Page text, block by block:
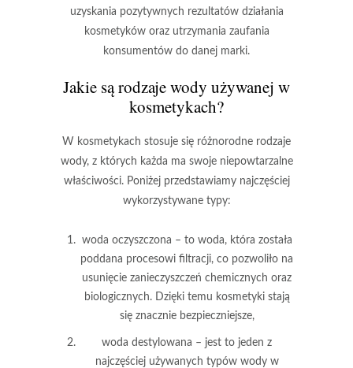
uzyskania pozytywnych rezultatów działania
kosmetyków oraz utrzymania zaufania
konsumentów do danej marki.
Jakie są rodzaje wody używanej w
kosmetykach?
W kosmetykach stosuje się różnorodne rodzaje
wody, z których każda ma swoje niepowtarzalne
właściwości. Poniżej przedstawiamy najczęściej
wykorzystywane typy:
woda oczyszczona – to woda, która została
poddana procesowi filtracji, co pozwoliło na
usunięcie zanieczyszczeń chemicznych oraz
biologicznych. Dzięki temu kosmetyki stają
się znacznie bezpieczniejsze,
woda destylowana – jest to jeden z
najczęściej używanych typów wody w